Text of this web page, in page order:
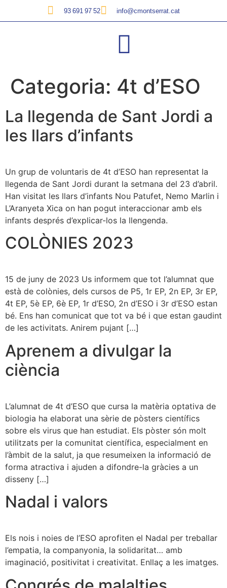
93 691 97 52 info@cmontserrat.cat
Categoria: 4t d’ESO
La llegenda de Sant Jordi a
les llars d’infants
Un grup de voluntaris de 4t d’ESO han representat la
llegenda de Sant Jordi durant la setmana del 23 d’abril.
Han visitat les llars d’infants Nou Patufet, Nemo Marlin i
L’Aranyeta Xica on han pogut interaccionar amb els
infants després d’explicar-los la llengenda.
COLÒNIES 2023
15 de juny de 2023 Us informem que tot l’alumnat que
està de colònies, dels cursos de P5, 1r EP, 2n EP, 3r EP,
4t EP, 5è EP, 6è EP, 1r d’ESO, 2n d’ESO i 3r d’ESO estan
bé. Ens han comunicat que tot va bé i que estan gaudint
de les activitats. Anirem pujant […]
Aprenem a divulgar la
ciència
L’alumnat de 4t d’ESO que cursa la matèria optativa de
biologia ha elaborat una sèrie de pòsters científics
sobre els virus que han estudiat. Els pòster són molt
utilitzats per la comunitat científica, especialment en
l’àmbit de la salut, ja que resumeixen la informació de
forma atractiva i ajuden a difondre-la gràcies a un
disseny […]
Nadal i valors
Els nois i noies de l’ESO aprofiten el Nadal per treballar
l’empatia, la companyonia, la solidaritat… amb
imaginació, positivitat i creativitat. Enllaç a les imatges.